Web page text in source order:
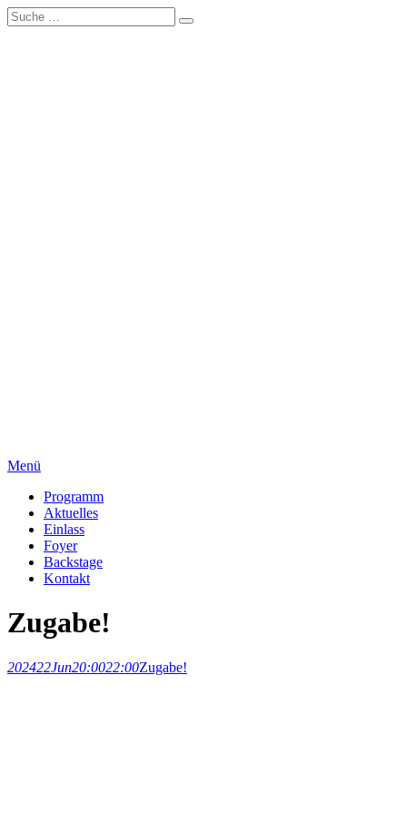
Menü
Programm
Aktuelles
Einlass
Foyer
Backstage
Kontakt
Zugabe!
202422Jun20:0022:00Zugabe!